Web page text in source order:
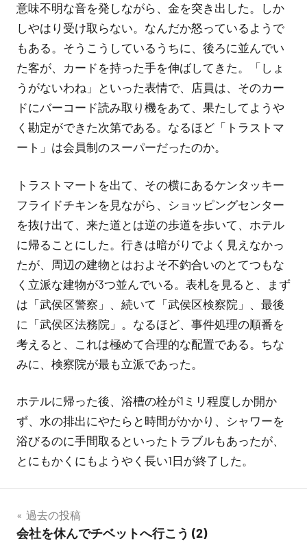
意味不明な音を発しながら、金を突き出した。しか
しやはり受け取らない。なんだか怒っているようで
もある。そうこうしているうちに、後ろに並んでい
た客が、カードを持った手を伸ばしてきた。「しょ
うがないわね」といった表情で、店員は、そのカー
ドにバーコード読み取り機をあて、果たしてようや
く勘定ができた次第である。なるほど「トラストマ
ート」は会員制のスーパーだったのか。
トラストマートを出て、その横にあるケンタッキー
フライドチキンを見ながら、ショッピングセンター
を抜け出て、来た道とは逆の歩道を歩いて、ホテル
に帰ることにした。行きは暗がりでよく見えなかっ
たが、周辺の建物とはおよそ不釣合いのとてつもな
く立派な建物が3つ並んでいる。表札を見ると、まず
は「武侯区警察」、続いて「武侯区検察院」、最後
に「武侯区法務院」。なるほど、事件処理の順番を
考えると、これは極めて合理的な配置である。ちな
みに、検察院が最も立派であった。
ホテルに帰った後、浴槽の栓が1ミリ程度しか開か
ず、水の排出にやたらと時間がかかり、シャワーを
浴びるのに手間取るといったトラブルもあったが、
とにもかくにもようやく長い1日が終了した。
投過去の投稿
会社を休んでチベットへ行こう (2)